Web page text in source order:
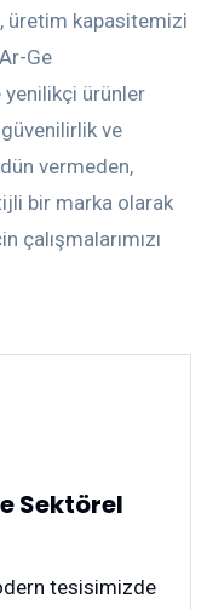
üretim kapasitemizi
Ge
yenilikçi ürünler
ve
vermeden,
bir marka olarak
çalışmalarımızı
Sektörel
tesisimizde